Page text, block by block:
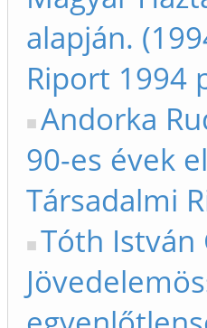
alapján.
Riport 1994
Andorka
90-es évek
Társadalmi
Tóth István